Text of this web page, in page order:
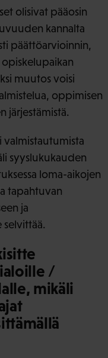
olisivat pääosin
kannalta
päättöarvioinnin,
muutos voisi
oppimisen
järjestämistä.
valmistautumista
syyslukukauden
loma-aikojen
tapahtuvan
ja
selvittää.
/
mikäli